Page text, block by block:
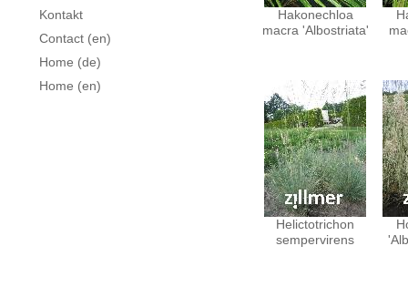
Kontakt
Contact (en)
Home (de)
Home (en)
Hakonechloa
macra 'Albostriata'
Helictotrichon
sempervirens